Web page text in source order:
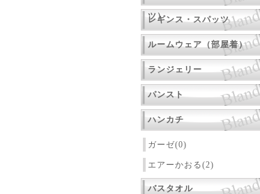
ツ）
レギンス・スパッツ
ルームウェア（部屋着）
ランジェリー
パンスト
ハンカチ
ガーゼ(0)
エアーかおる(2)
バスタオル